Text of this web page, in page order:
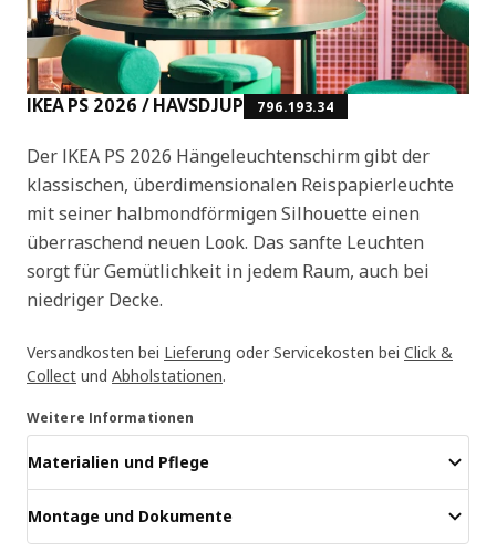
IKEA PS 2026 / HAVSDJUP 796.193.34
Der IKEA PS 2026 Hängeleuchtenschirm gibt der
klassischen, überdimensionalen Reispapierleuchte
mit seiner halbmondförmigen Silhouette einen
überraschend neuen Look. Das sanfte Leuchten
sorgt für Gemütlichkeit in jedem Raum, auch bei
niedriger Decke.
Versandkosten bei Lieferung oder Servicekosten bei Click &
Collect und Abholstationen.
Weitere Informationen
Materialien und Pflege
Montage und Dokumente